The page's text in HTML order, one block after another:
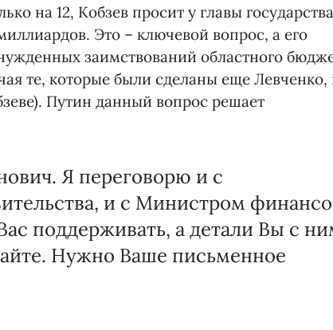
на 12, Кобзев просит у главы государства
Это – ключевой вопрос, а его
заимствований областного
те, которые были сделаны еще Левченко,
Путин данный вопрос решает
Я переговорю и с
и с Министром
поддерживать, а детали Вы с
Нужно Ваше письменное